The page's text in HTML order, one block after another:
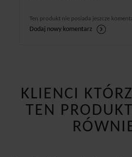
Ten produkt nie posiada jeszcze
Dodaj nowy komentarz
KLIENCI
TEN